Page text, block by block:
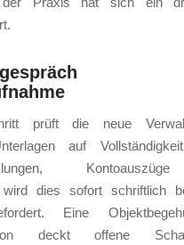
prüft die neue
auf
wird dies sofort schriftlich
Eine
deckt offene